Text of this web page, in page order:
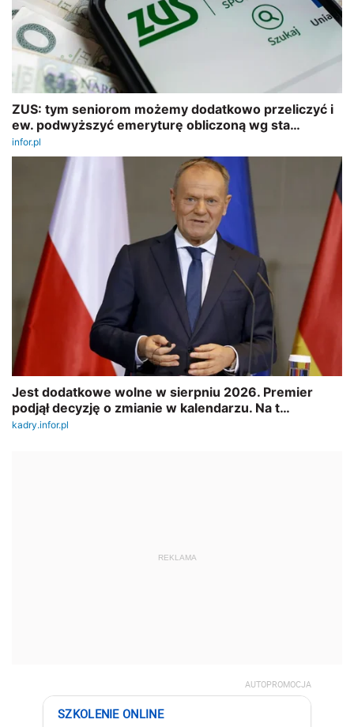
REKLAMA
AUTOPROMOCJA
SZKOLENIE ONLINE